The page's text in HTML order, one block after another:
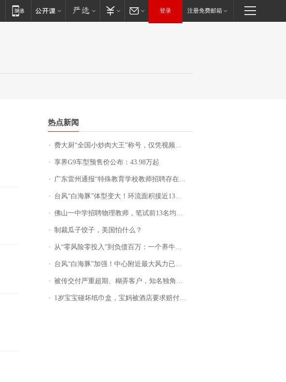
登录 注册免费邮箱
热点新闻
费大厨“全国小炒肉大王”称号，仅凭视频评出？中国烹饪协会回应
享界G9车型预售价公布：43.98万起
广东雷州通报“特殊教育学校教师招聘存在违规行为”：已启动问责程序 副校长被停职
台风“白海豚”体型变大！环流面积接近13个浙江那么大
佛山一中学招聘物理教师，笔试前13名均遭淘汰？教育局：已叫停招聘，成立调查组全面核查
制裁瓜子饺子，美国怕什么？
从“零风险零投入”到负债百万：一个养牛项目崩盘后，谁该为农户的贷款买单丨红星调查
台风“白海豚”加强！中心附近最大风力已达15级 最新研判
被传交付严重超期、糊弄客户，知名独角兽车企创始人回应：都没证据，将依法采取措施，“本人长期与美国交管局保持沟通，对方表示肯定”
1岁宝宝碰坏纸巾盒，宝妈被酒店要求赔付924元！三亚一酒店回复：骨瓷定制！网友一查价格，吵翻了